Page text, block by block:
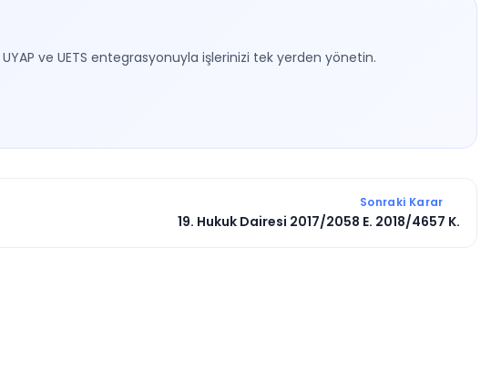
ve UETS entegrasyonuyla işlerinizi tek yerden yönetin.
Sonraki Karar
19. Hukuk Dairesi 2017/2058 E. 2018/4657 K.